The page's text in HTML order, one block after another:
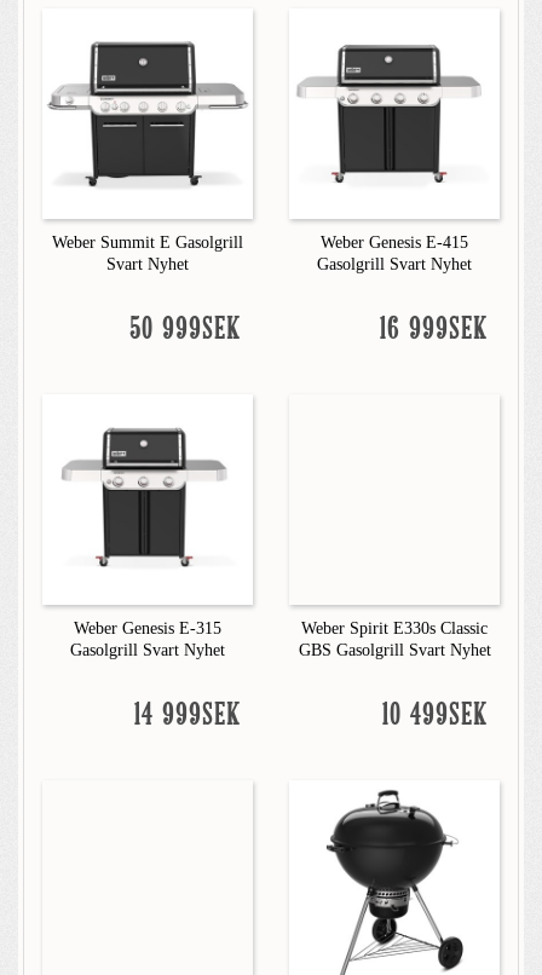
Weber Summit E Gasolgrill
Svart Nyhet
50 999SEK
Weber Genesis E-415
Gasolgrill Svart Nyhet
16 999SEK
Weber Genesis E-315
Gasolgrill Svart Nyhet
14 999SEK
Weber Spirit E330s Classic
GBS Gasolgrill Svart Nyhet
10 499SEK